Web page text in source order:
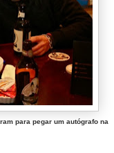
para pegar um autógrafo na